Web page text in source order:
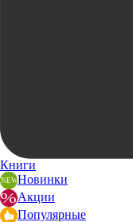
Книги
Новинки
Акции
Популярные